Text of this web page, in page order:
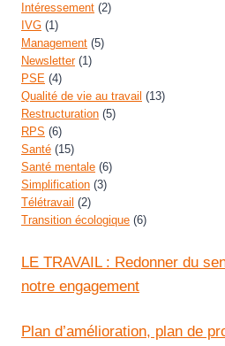
Intéressement (2)
IVG (1)
Management (5)
Newsletter(1)
PSE (4)
Qualité de vie au travail (13)
Restructuration (5)
RPS (6)
Santé (15)
Santé mentale (6)
Simplification (3)
Télétravail (2)
Transition écologique (6)
LE TRAVAIL : Redonner du
notre engagement
Plan d’amélioration, plan de